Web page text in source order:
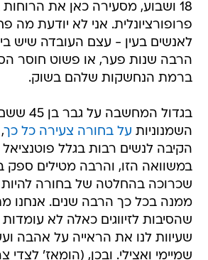
18 ושבוע, מסעירה כאן את
פרופורציונלית. אני לא יודעת מה
לאנשים בעין - עצם העובדה שיש
הרבה שנות פער, או פשוט חוסר
ברמת הנחשקות שלהם בשוק.
בגדול
השמנוניות על בחורה צעירה כל כך
הקיבה לנשים רבות בגלל פוטנציאל
במשוואה הזו, והרבה מטילים
שכרוכה בהחלטה של בחורה
ממנה בכל כך הרבה שנים. אנחנו
שהסיבות לזיווגים כאלה לא
שעיוות לנו את הראייה על אהבה
שמיימי ואצילי. ובכן, (הומאז' לצדי